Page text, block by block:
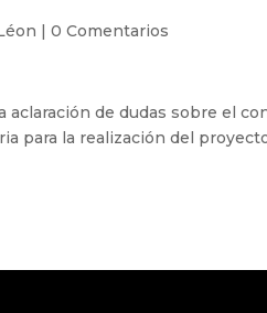
|0 Comentarios
aclaración de dudas sobre el
para la realización del